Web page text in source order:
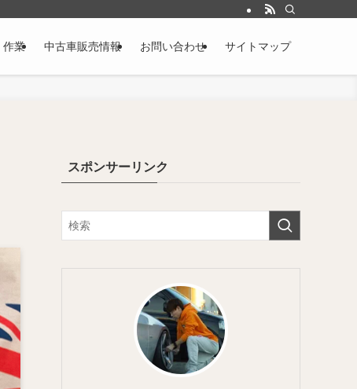
作業 中古車販売情報 お問い合わせ サイトマップ
スポンサーリンク